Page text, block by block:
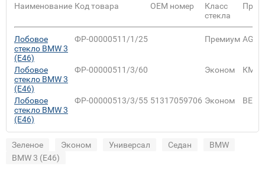
Наименование Код товара ОЕМ номер
Класс
стекла
Лобовое
стекло BMW 3
(E46)
ФР-00000511/1/25 Премиум AGC
Лобовое
стекло BMW 3
(E46)
ФР-00000511/3/60 Эконом КМК
Лобовое
стекло BMW 3
(E46)
ФР-00000513/3/55 51317059706 Эконом
Зеленое Эконом Универсал Седан
BMW
BMW 3 (E46)